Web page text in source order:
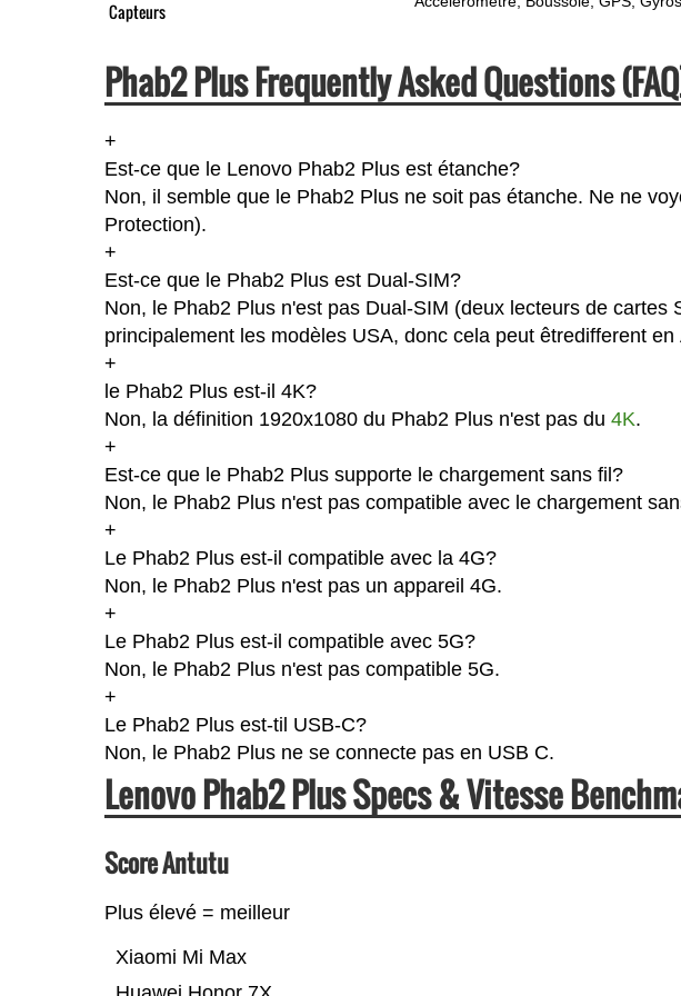
Capteurs
Phab2 Plus Frequently Asked Questions
+
Est-ce que le Lenovo Phab2 Plus est étanche?
Non, il semble que le Phab2 Plus ne soit pas étanche. Ne ne
Protection).
+
Est-ce que le Phab2 Plus est Dual-SIM?
Non, le Phab2 Plus n'est pas Dual-SIM (deux lecteurs de cartes
principalement les modèles USA, donc cela peut êtredifferent
+
le Phab2 Plus est-il 4K?
Non, la définition 1920x1080 du Phab2 Plus n'est pas du 4K.
+
Est-ce que le Phab2 Plus supporte le chargement sans fil?
Non, le Phab2 Plus n'est pas compatible avec le chargement
+
Le Phab2 Plus est-il compatible avec la 4G?
Non, le Phab2 Plus n'est pas un appareil 4G.
+
Le Phab2 Plus est-il compatible avec 5G?
Non, le Phab2 Plus n'est pas compatible 5G.
+
Le Phab2 Plus est-til USB-C?
Non, le Phab2 Plus ne se connecte pas en USB C.
Lenovo Phab2 Plus Specs & Vitesse
Score Antutu
Plus élevé = meilleur
Xiaomi Mi Max